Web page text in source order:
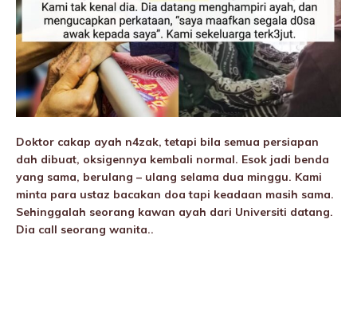
Doktor cakap ayah n4zak, tetapi bila semua persiapan
dah dibuat, oksigennya kembali normal. Esok jadi benda
yang sama, berulang – ulang selama dua minggu. Kami
minta para ustaz bacakan doa tapi keadaan masih sama.
Sehinggalah seorang kawan ayah dari Universiti datang.
Dia call seorang wanita..